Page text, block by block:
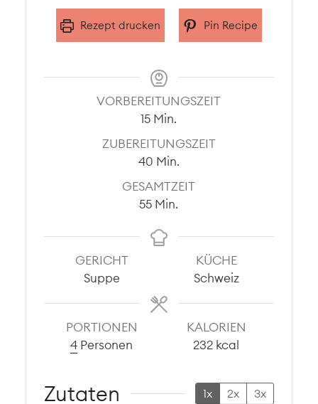
Rezept drucken Pin Recipe
VORBEREITUNGSZEIT
15Minuten
Min.
ZUBEREITUNGSZEIT
40Minuten
Min.
GESAMTZEIT
55Minuten
Min.
GERICHT
Suppe
KÜCHE
Schweiz
PORTIONEN
4 Personen
KALORIEN
232 kcal
Zutaten 1x 2x 3x